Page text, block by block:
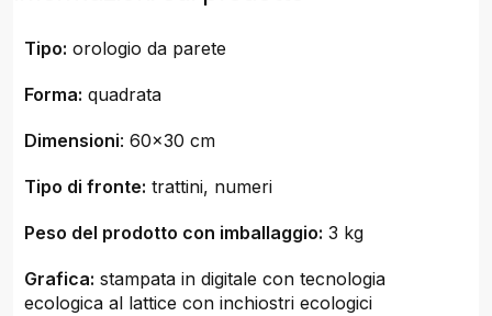
Tipo: orologio da parete
Forma: quadrata
Dimensioni: 60x30 cm
Tipo di fronte: trattini, numeri
Peso del prodotto con imballaggio: 3 kg
Grafica: stampata in digitale con tecnologia
ecologica al lattice con inchiostri ecologici